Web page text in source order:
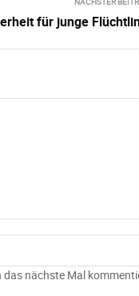
für junge
das nächste Mal